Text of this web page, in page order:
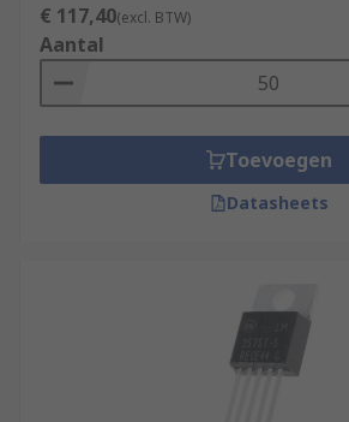
€ 117,40(excl. BTW)
Aantal
Toevoegen
Datasheets